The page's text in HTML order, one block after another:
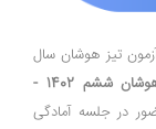
تیز هوشان سال
دانلود سوالات آزمون تیزهوشان ششم 1402 -
در جلسه آمادگی